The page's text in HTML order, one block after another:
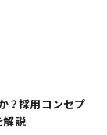
？採用コンセプ
解説